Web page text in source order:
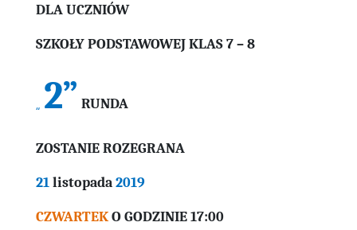
DLA UCZNIÓW
SZKOŁY PODSTAWOWEJ KLAS 7 – 8
„ 2” RUNDA
ZOSTANIE ROZEGRANA
21listopada2019
CZWARTEKO GODZINIE17:00